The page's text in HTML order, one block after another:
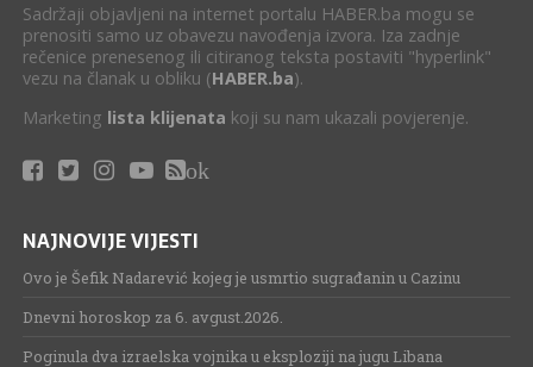
Sadržaji objavljeni na internet portalu HABER.ba mogu se
prenositi samo uz obavezu navođenja izvora. Iza zadnje
rečenice prenesenog ili citiranog teksta postaviti "hyperlink"
vezu na članak u obliku (HABER.ba).
Marketing lista klijenata koji su nam ukazali povjerenje.
ok
NAJNOVIJE VIJESTI
Ovo je Šefik Nadarević kojeg je usmrtio sugrađanin u Cazinu
Dnevni horoskop za 6. avgust.2026.
Poginula dva izraelska vojnika u eksploziji na jugu Libana